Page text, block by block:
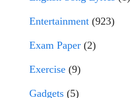
Entertainment (923)
Exam Paper (2)
Exercise (9)
Gadgets (5)